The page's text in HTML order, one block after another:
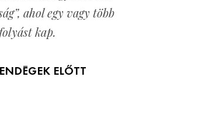
ahol egy vagy több
kap.
ELŐTT